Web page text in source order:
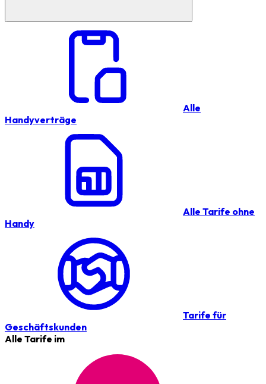
Alle
Handyverträge
Alle Tarife ohne
Handy
Tarife für
Geschäftskunden
Alle Tarife im